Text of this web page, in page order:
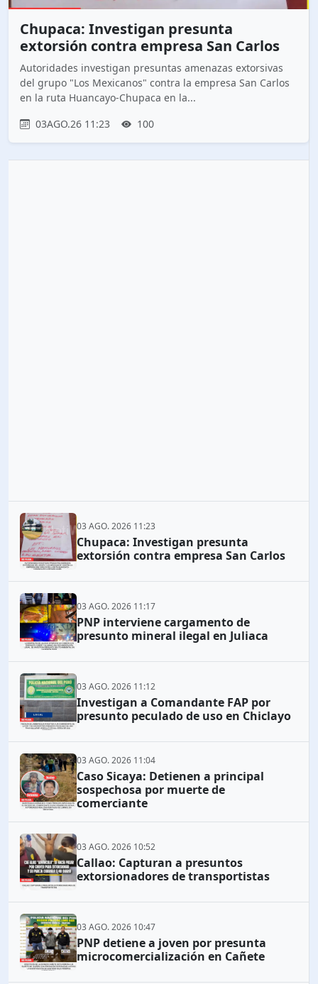
Chupaca: Investigan presunta
extorsión contra empresa San Carlos
Autoridades investigan presuntas amenazas extorsivas
del grupo "Los Mexicanos" contra la empresa San Carlos
en la ruta Huancayo-Chupaca en la...
03AGO.26 11:23
100
03 AGO. 2026 11:23
Chupaca: Investigan presunta
extorsión contra empresa San Carlos
03 AGO. 2026 11:17
PNP interviene cargamento de
presunto mineral ilegal en Juliaca
03 AGO. 2026 11:12
Investigan a Comandante FAP por
presunto peculado de uso en Chiclayo
03 AGO. 2026 11:04
Caso Sicaya: Detienen a principal
sospechosa por muerte de
comerciante
03 AGO. 2026 10:52
Callao: Capturan a presuntos
extorsionadores de transportistas
03 AGO. 2026 10:47
PNP detiene a joven por presunta
microcomercialización en Cañete